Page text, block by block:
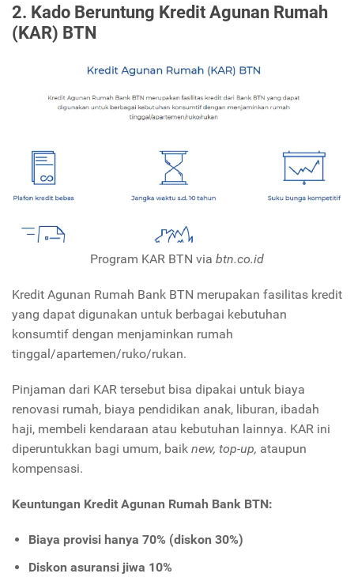
2. Kado Beruntung Kredit Agunan Rumah
(KAR) BTN
Program KAR BTN via btn.co.id
Kredit Agunan Rumah Bank BTN merupakan fasilitas kredit
yang dapat digunakan untuk berbagai kebutuhan
konsumtif dengan menjaminkan rumah
tinggal/apartemen/ruko/rukan.
Pinjaman dari KAR tersebut bisa dipakai untuk biaya
renovasi rumah, biaya pendidikan anak, liburan, ibadah
haji, membeli kendaraan atau kebutuhan lainnya. KAR ini
diperuntukkan bagi umum, baik new, top-up, ataupun
kompensasi.
Keuntungan Kredit Agunan Rumah Bank BTN:
Biaya provisi hanya 70% (diskon 30%)
Diskon asuransi jiwa 10%